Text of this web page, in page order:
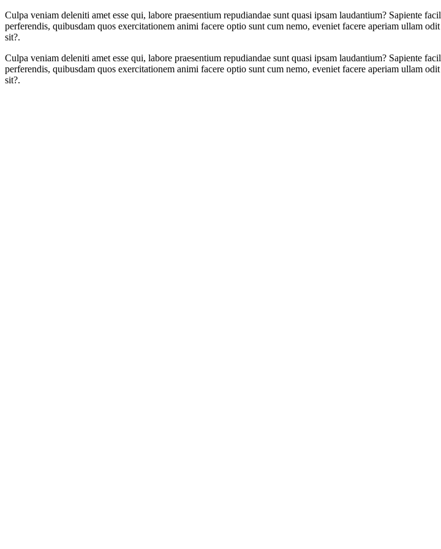
Culpa veniam deleniti amet esse qui, labore praesentium repudiandae sunt quasi ipsam laudantium? Sapiente
perferendis, quibusdam quos exercitationem animi facere optio sunt cum nemo, eveniet facere aperiam ullam
sit?.
Culpa veniam deleniti amet esse qui, labore praesentium repudiandae sunt quasi ipsam laudantium? Sapiente
perferendis, quibusdam quos exercitationem animi facere optio sunt cum nemo, eveniet facere aperiam ullam
sit?.